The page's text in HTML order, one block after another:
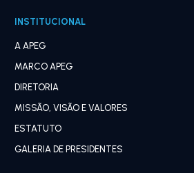
INSTITUCIONAL
A APEG
MARCO APEG
DIRETORIA
MISSÃO, VISÃO E VALORES
ESTATUTO
GALERIA DE PRESIDENTES